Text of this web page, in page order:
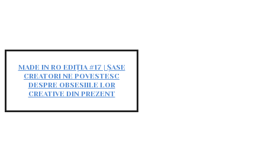
MADE IN RO EDIȚIA #17 | ȘASE
CREATORI NE POVESTESC
DESPRE OBSESIILE LOR
CREATIVE DIN PREZENT